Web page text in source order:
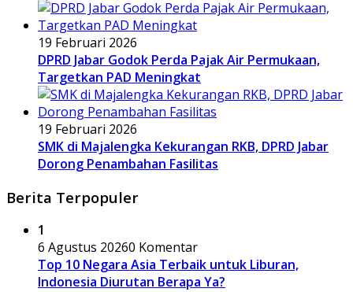
19 Februari 2026
DPRD Jabar Godok Perda Pajak Air Permukaan,
Targetkan PAD Meningkat
19 Februari 2026
SMK di Majalengka Kekurangan RKB, DPRD Jabar
Dorong Penambahan Fasilitas
Berita Terpopuler
1
6 Agustus 20260 Komentar
Top 10 Negara Asia Terbaik untuk Liburan,
Indonesia Diurutan Berapa Ya?